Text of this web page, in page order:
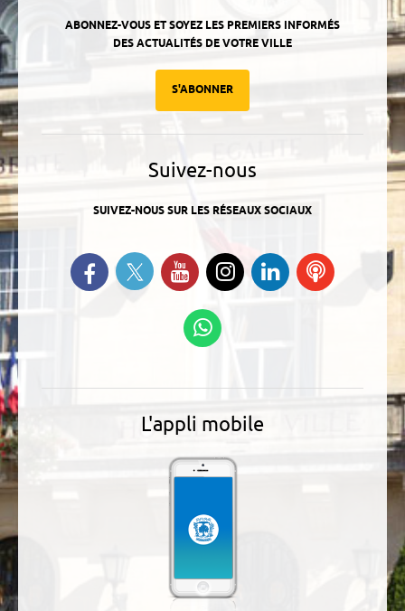
ABONNEZ-VOUS ET SOYEZ LES PREMIERS INFORMÉS
DES ACTUALITÉS DE VOTRE VILLE
S'ABONNER
Suivez-nous
SUIVEZ-NOUS SUR LES RÉSEAUX SOCIAUX
Retrouvez-nous sur Facebook
Suivez-nous sur Twitter
Suivez-nous sur YouTube
Suivez-nous sur
Instagram
Retrouvez-
nous sur
Ecoutez
L'appli mobile